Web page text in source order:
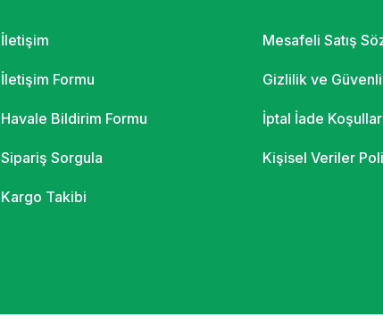
İletişim
İletişim Formu
Havale Bildirim Formu
Sipariş Sorgula
Kargo Takibi
Mesafeli Satış
Gizlilik ve
İptal İade
Kişisel Veriler